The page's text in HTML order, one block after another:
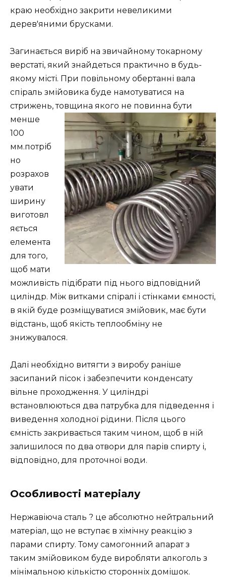
краю необхідно закрити невеликими
дерев'яними брусками.
Загинається виріб на звичайному токарному
верстаті, який знайдеться практично в будь-
якому місті. При повільному обертанні вала
спіраль змійовика буде намотуватися на
стрижень, товщина якого не повинна бути
менше
100
мм.потріб
но
розрахов
увати
ширину
виготовл
яється
елемента
для того,
щоб мати
можливість підібрати під нього відповідний
циліндр. Між витками спіралі і стінками ємності,
в якій буде розміщуватися змійовик, має бути
відстань, щоб якість теплообміну не
знижувалося.
Далі необхідно витягти з виробу раніше
засипаний пісок і забезпечити конденсату
вільне проходження. У циліндрі
встановлюються два патрубка для підведення і
виведення холодної рідини. Після цього
ємність закривається таким чином, щоб в ній
залишилося по два отвори для парів спирту і,
відповідно, для проточної води.
Особливості матеріалу
Нержавіюча сталь ? це абсолютно нейтральний
матеріал, що не вступає в хімічну реакцію з
парами спирту. Тому самогонний апарат з
таким змійовиком буде виробляти алкоголь з
мінімальною кількістю сторонніх домішок.